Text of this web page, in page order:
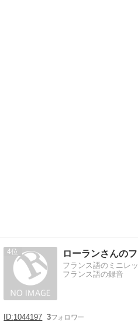
4 ローランさんの
フランス語のミニレ
フランス語の録音
1044197 3